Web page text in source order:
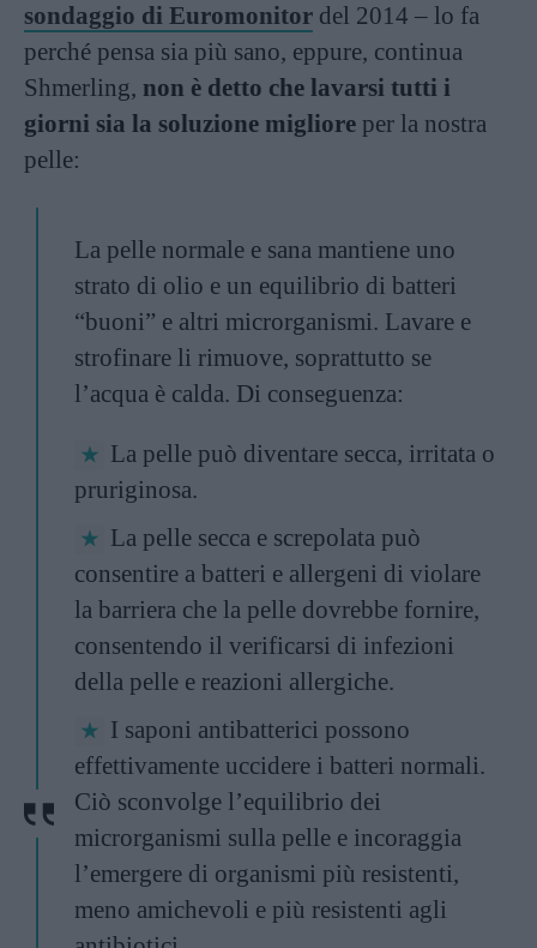
sondaggio di Euromonitor del 2014 – lo fa
perché pensa sia più sano, eppure, continua
Shmerling, non è detto che lavarsi tutti i
giorni sia la soluzione migliore per la nostra
pelle:
La pelle normale e sana mantiene uno
strato di olio e un equilibrio di batteri
“buoni” e altri microrganismi. Lavare e
strofinare li rimuove, soprattutto se
l’acqua è calda. Di conseguenza:
La pelle può diventare secca, irritata o
pruriginosa.
La pelle secca e screpolata può
consentire a batteri e allergeni di violare
la barriera che la pelle dovrebbe fornire,
consentendo il verificarsi di infezioni
della pelle e reazioni allergiche.
I saponi antibatterici possono
effettivamente uccidere i batteri normali.
Ciò sconvolge l’equilibrio dei
microrganismi sulla pelle e incoraggia
l’emergere di organismi più resistenti,
meno amichevoli e più resistenti agli